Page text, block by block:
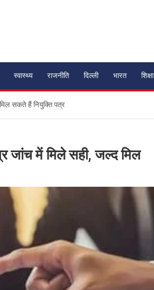
स्वास्थ्य राजनीति दिल्ली भारत शिक्षा
सकते हैं नियुक्ति पत्र
जांच में मिले सही, जल्द मिल